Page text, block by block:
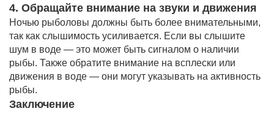
4. Обращайте внимание на звуки и движения
Ночью рыболовы должны быть более внимательными,
так как слышимость усиливается. Если вы слышите
шум в воде — это может быть сигналом о наличии
рыбы. Также обратите внимание на всплески или
движения в воде — они могут указывать на активность
рыбы.
Заключение